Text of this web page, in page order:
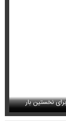
نخستین بار